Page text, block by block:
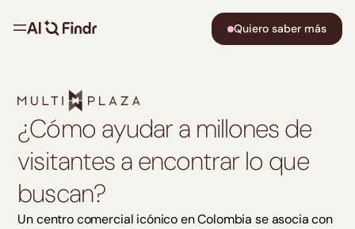
Quiero saber más
¿Cómo ayudar a millones de
visitantes a encontrar lo que
buscan?
Un centro comercial icónico en Colombia se asocia con